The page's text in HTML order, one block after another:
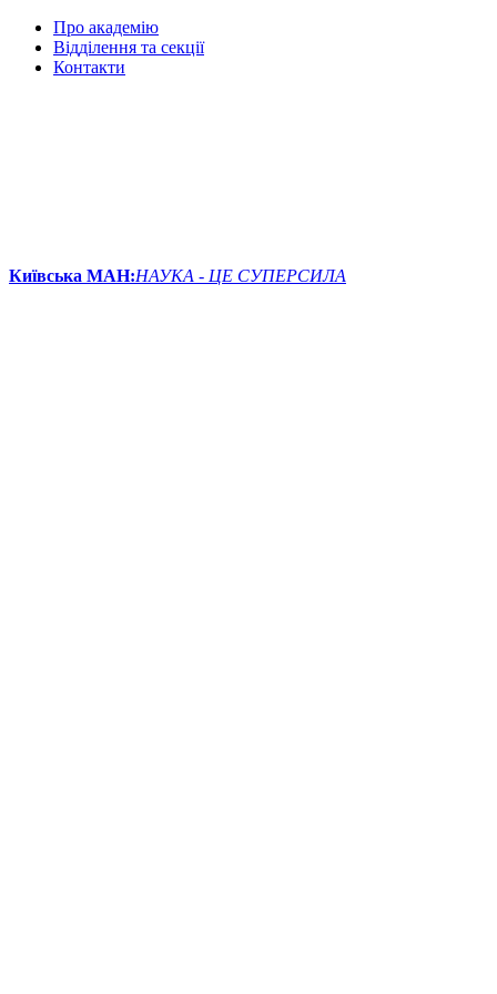
Про академію
Відділення та секції
Контакти
Київська МАН:НАУКА - ЦЕ СУПЕРСИЛА